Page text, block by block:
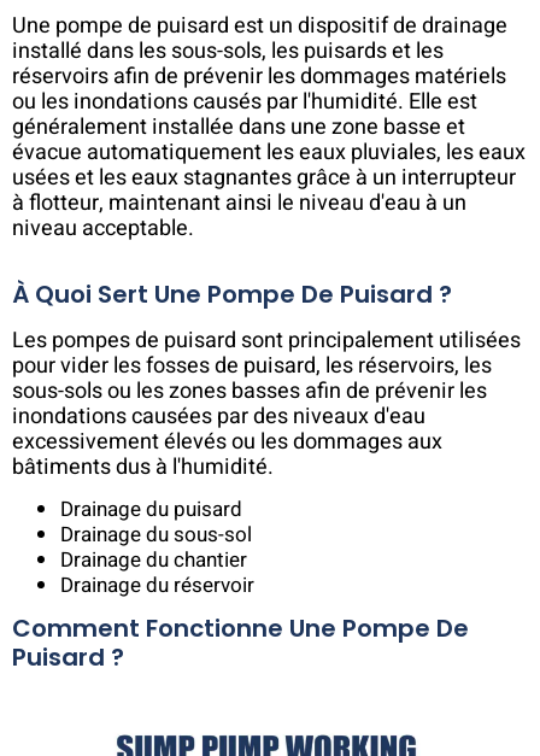
Une pompe de puisard est un dispositif de drainage
installé dans les sous-sols, les puisards et les
réservoirs afin de prévenir les dommages matériels
ou les inondations causés par l'humidité. Elle est
généralement installée dans une zone basse et
évacue automatiquement les eaux pluviales, les eaux
usées et les eaux stagnantes grâce à un interrupteur
à flotteur, maintenant ainsi le niveau d'eau à un
niveau acceptable.
À Quoi Sert Une Pompe De Puisard ?
Les pompes de puisard sont principalement utilisées
pour vider les fosses de puisard, les réservoirs, les
sous-sols ou les zones basses afin de prévenir les
inondations causées par des niveaux d'eau
excessivement élevés ou les dommages aux
bâtiments dus à l'humidité.
Drainage du puisard
Drainage du sous-sol
Drainage du chantier
Drainage du réservoir
Comment Fonctionne Une Pompe De
Puisard ?